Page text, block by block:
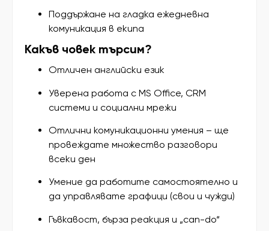
Поддържане на гладка ежедневна
комуникация в екипа
Какъв човек търсим?
Отличен английски език
Уверена работа с MS Office, CRM
системи и социални мрежи
Отлични комуникационни умения – ще
провеждате множество разговори
всеки ден
Умение да работите самостоятелно и
да управлявате графици (свои и чужди)
Гъвкавост, бърза реакция и „can-do“